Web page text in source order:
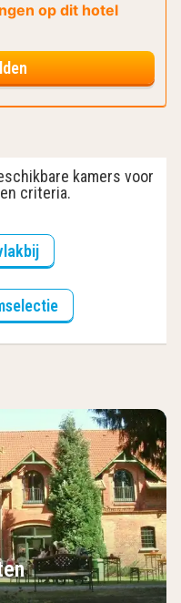
op dit hotel
kamers voor
criteria.